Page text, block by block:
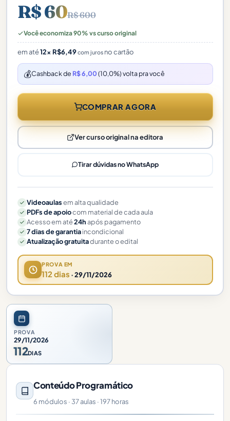
PROVA
29/11/2026
112DIAS
Conteúdo Programático
6 módulos · 37 aulas · 197 horas
R$ 60R$ 600
Você economiza 90% vs curso original
em até12× R$6,49com jurosno cartão
💰Cashback de R$ 6,00(10,0%) volta pra você
COMPRAR AGORA
Ver curso original na editora
Tirar dúvidas no WhatsApp
Videoaulasem alta qualidade
PDFs de apoiocom material de cada aula
Acesso em até24hapós pagamento
7 dias de garantiaincondicional
Atualização gratuitadurante o edital
PROVA EM
112 dias · 29/11/2026